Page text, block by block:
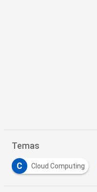
Temas
C Cloud Computing